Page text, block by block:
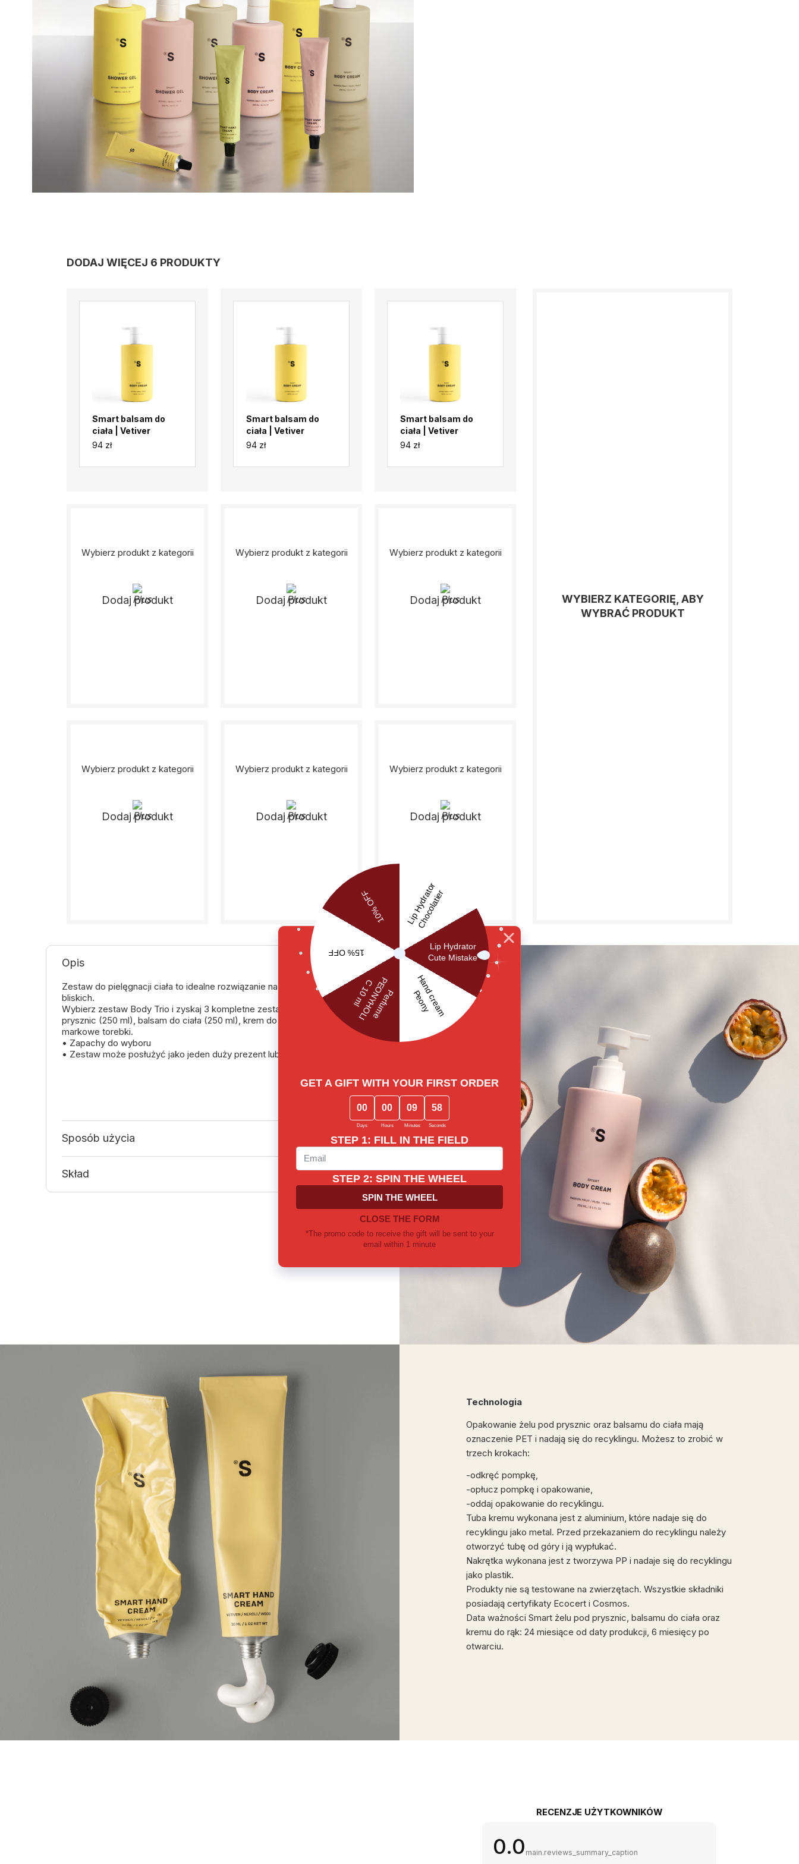
DODAJ WIĘCEJ 6 PRODUKTY
Smart balsam do
ciała | Vetiver
94 zł
Smart balsam do
ciała | Vetiver
94 zł
Smart balsam do
ciała | Vetiver
94 zł
Wybierz produkt z kategorii
Dodaj produkt
Wybierz produkt z kategorii
Dodaj produkt
Wybierz produkt z kategorii
Dodaj produkt
Wybierz produkt z kategorii
Dodaj produkt
Wybierz produkt z kategorii
Dodaj produkt
Wybierz produkt z kategorii
Dodaj produkt
WYBIERZ KATEGORIĘ, ABY
WYBRAĆ PRODUKT
Opis
Zestaw do pielęgnacji ciała to idealne rozwiązanie na prezent dla
bliskich.
Wybierz zestaw Body Trio i zyskaj 3 kompletne zestawy: żel pod
prysznic (250 ml), balsam do ciała (250 ml), krem ​​do rąk + 3
markowe torebki.
• Zapachy do wyboru
• Zestaw może posłużyć jako jeden duży prezent lub 3 osobne
Sposób użycia
Skład
Technologia
Opakowanie żelu pod prysznic oraz balsamu do ciała mają
oznaczenie PET i nadają się do recyklingu. Możesz to zrobić w
trzech krokach:
-odkręć pompkę,
-opłucz pompkę i opakowanie,
-oddaj opakowanie do recyklingu.
Tuba kremu wykonana jest z aluminium, które nadaje się do
recyklingu jako metal. Przed przekazaniem do recyklingu należy
otworzyć tubę od góry i ją wypłukać.
Nakrętka wykonana jest z tworzywa PP i nadaje się do recyklingu
jako plastik.
Produkty nie są testowane na zwierzętach. Wszystkie składniki
posiadają certyfikaty Ecocert i Cosmos.
Data ważności Smart żelu pod prysznic, balsamu do ciała oraz
kremu do rąk: 24 miesiące od daty produkcji, 6 miesięcy po
otwarciu.
RECENZJE UŻYTKOWNIKÓW
0.0 main.reviews_summary_caption